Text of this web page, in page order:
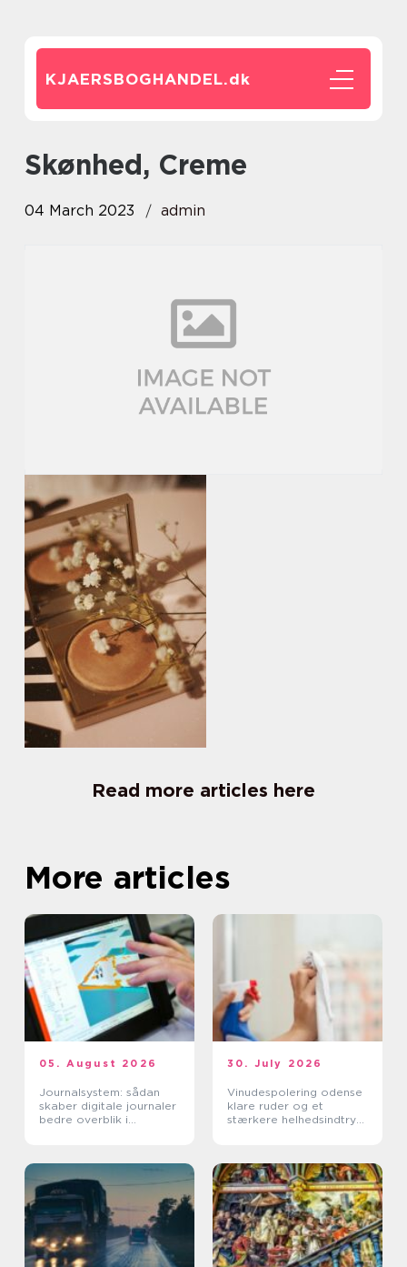
KJAERSBOGHANDEL.dk
Skønhed, Creme
04 March 2023 admin
Read more articles here
More articles
05. August 2026
Journalsystem: sådan
skaber digitale journaler
bedre overblik i
30. July 2026
Vinudespolering odense
klare ruder og et
stærkere helhedsindtryk